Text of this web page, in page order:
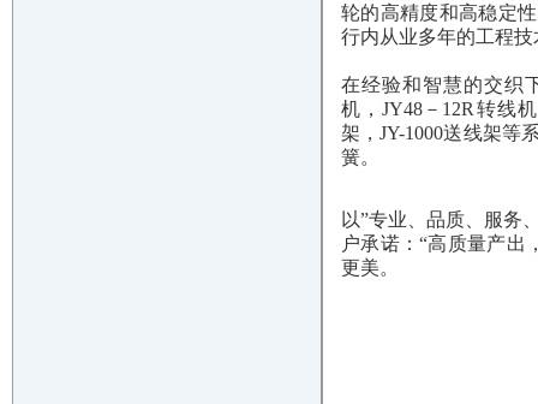
轮的高精度和高稳定
行内从业多年的工程
在经验和智慧的交织
机，JY48－12R转线
架，JY-1000送线架等
簧。
以”专业、品质、服务
户承诺：“高质量产出
更美。